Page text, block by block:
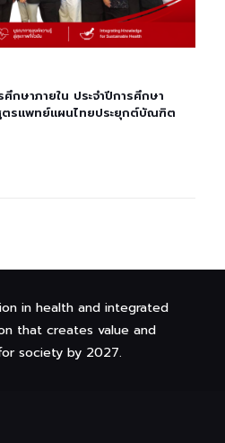
กษาภายใน ประจำปีการศึกษา
รแพทย์แผนไทยประยุกต์บัณฑิต
in health and integrated
that creates value and
society by 2027.